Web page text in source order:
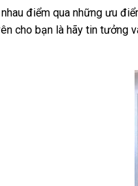
điểm qua những ưu
cho bạn là hãy tin tưởng